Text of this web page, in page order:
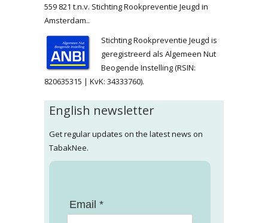
559 821 t.n.v. Stichting Rookpreventie Jeugd in
Amsterdam..
Stichting Rookpreventie Jeugd is
geregistreerd als Algemeen Nut
Beogende Instelling (RSIN:
820635315 | KvK: 34333760).
English newsletter
Get regular updates on the latest news on
TabakNee.
Email *